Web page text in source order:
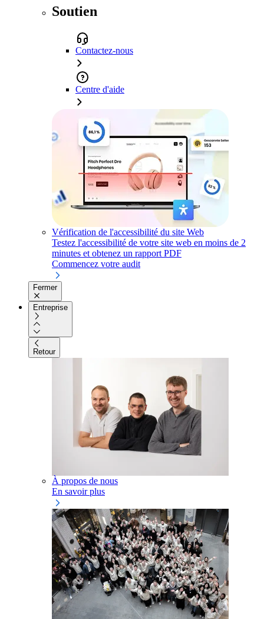
Soutien
Contactez-nous
Centre d'aide
Vérification de l'accessibilité du site Web
Testez l'accessibilité de votre site web en moins de 2
minutes et obtenez un rapport PDF
Commencez votre audit
Fermer
Entreprise
Retour
À propos de nous
En savoir plus